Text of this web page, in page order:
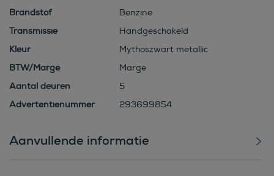
Brandstof
Benzine
Transmissie
Handgeschakeld
Kleur
Mythoszwart metallic
BTW/Marge
Marge
Aantal deuren
5
Advertentienummer
293699854
Aanvullende informatie